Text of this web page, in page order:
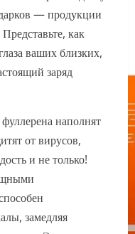
— продукции
как
ваших близких,
заряд
наполнят
от вирусов,
и не только!
замедляя